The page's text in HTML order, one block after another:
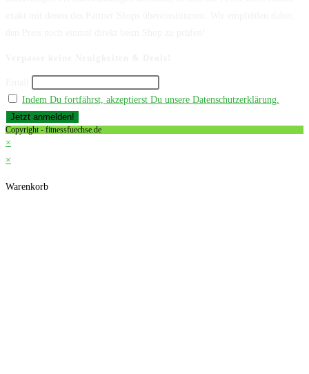
Indem Du fortfährst, akzeptierst Du unsere Datenschutzerklärung.
Copyright - fitnessfuechse.de
×
×
Warenkorb